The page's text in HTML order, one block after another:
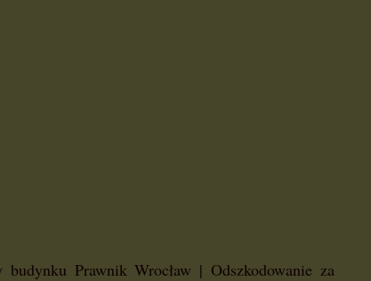
Prawnik Wrocław | Odszkodowanie za